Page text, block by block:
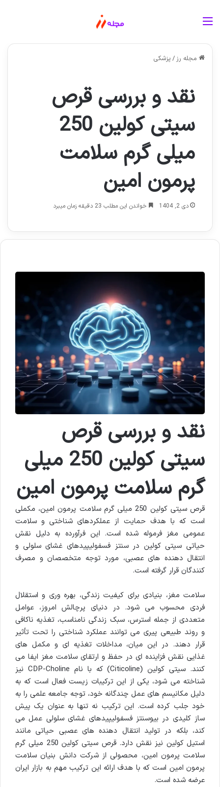
مجله رز/ پزشکی
نقد و بررسی قرص
سیتی کولین 250
میلی گرم سلامت
پرمون امین
دی 2, 1404 خواندن این مطلب 23 دقیقه زمان میبرد
نقد و بررسی قرص
سیتی کولین 250 میلی
گرم سلامت پرمون امین
قرص سیتی کولین 250 میلی گرم سلامت پرمون امین، مکملی
است که با هدف حمایت از عملکردهای شناختی و سلامت
عمومی مغز فرموله شده است. این فرآورده به دلیل نقش
حیاتی سیتی کولین در سنتز فسفولیپیدهای غشای سلولی و
انتقال دهنده های عصبی، مورد توجه متخصصان و مصرف
کنندگان قرار گرفته است.
سلامت مغز، بنیادی برای کیفیت زندگی، بهره وری و استقلال
فردی محسوب می شود. در دنیای پرچالش امروز، عوامل
متعددی از جمله استرس، سبک زندگی نامناسب، تغذیه ناکافی
و روند طبیعی پیری می توانند عملکرد شناختی را تحت تأثیر
قرار دهند. در این میان، مداخلات تغذیه ای و مکمل های
غذایی نقش فزاینده ای در حفظ و ارتقای سلامت مغز ایفا می
کنند. سیتی کولین (Citicoline) که با نام CDP-Choline نیز
شناخته می شود، یکی از این ترکیبات زیست فعال است که به
دلیل مکانیسم های عمل چندگانه خود، توجه جامعه علمی را به
خود جلب کرده است. این ترکیب نه تنها به عنوان یک پیش
ساز کلیدی در بیوسنتز فسفولیپیدهای غشای سلولی عمل می
کند، بلکه در تولید انتقال دهنده های عصبی حیاتی مانند
استیل کولین نیز نقش دارد. قرص سیتی کولین 250 میلی گرم
سلامت پرمون امین، محصولی از شرکت دانش بنیان سلامت
پرمون امین است که با هدف ارائه این ترکیب مهم به بازار ایران
عرضه شده است.